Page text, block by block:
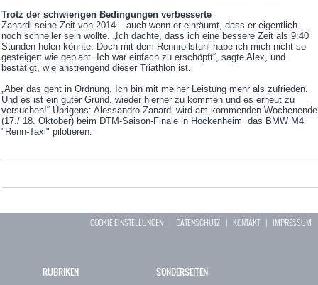
Trotz der schwierigen Bedingungen verbesserte
Zanardi seine Zeit von 2014 – auch wenn er einräumt, dass er eigentlich
noch schneller sein wollte. „Ich dachte, dass ich eine bessere Zeit als 9:40
Stunden holen könnte. Doch mit dem Rennrollstuhl habe ich mich nicht so
gesteigert wie geplant. Ich war einfach zu erschöpft“, sagte Alex, und
bestätigt, wie anstrengend dieser Triathlon ist.
„Aber das geht in Ordnung. Ich bin mit meiner Leistung mehr als zufrieden.
Und es ist ein guter Grund, wieder hierher zu kommen und es erneut zu
versuchen!“ Übrigens: Alessandro Zanardi wird am kommenden Wochenende
(17./ 18. Oktober) beim DTM-Saison-Finale in Hockenheim das BMW M4
"Renn-Taxi" pilotieren.
COOKIE EINSTELLUNGEN | DATENSCHUTZ | KONTAKT| IMPRESSUM
RUBRIKEN SONDERSEITEN